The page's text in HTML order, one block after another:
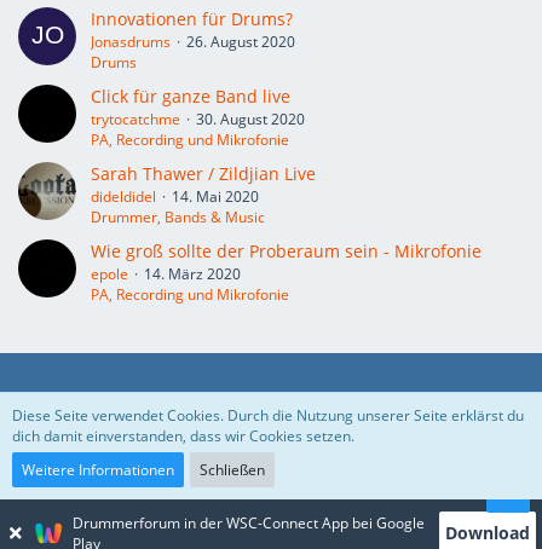
Innovationen für Drums?
Jonasdrums
26. August 2020
Drums
Click für ganze Band live
trytocatchme
30. August 2020
PA, Recording und Mikrofonie
Sarah Thawer / Zildjian Live
dideldidel
14. Mai 2020
Drummer, Bands & Music
Wie groß sollte der Proberaum sein - Mikrofonie
epole
14. März 2020
PA, Recording und Mikrofonie
Datenschutzerklärung Kontakt Impressum
Nutzungsbedingungen
Community-Software:WoltLab Suite™ 5.5.23
Drummerforum in der WSC-Connect App bei Google
Play
Download
Diese Seite verwendet Cookies. Durch die Nutzung unserer Seite erklärst du
dich damit einverstanden, dass wir Cookies setzen.
Weitere Informationen
Schließen